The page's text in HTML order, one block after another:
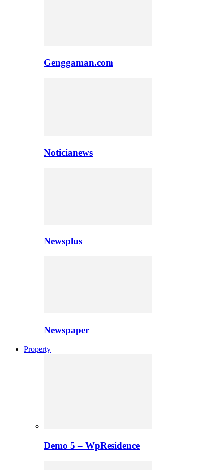
Genggaman.com
Noticianews
Newsplus
Newspaper
Property
Demo 5 – WpResidence